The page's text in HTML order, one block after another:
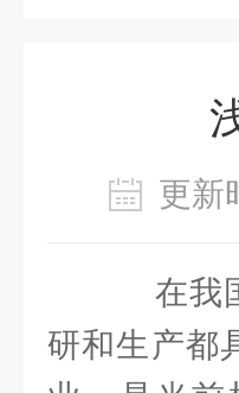
更
在我
研和生产都